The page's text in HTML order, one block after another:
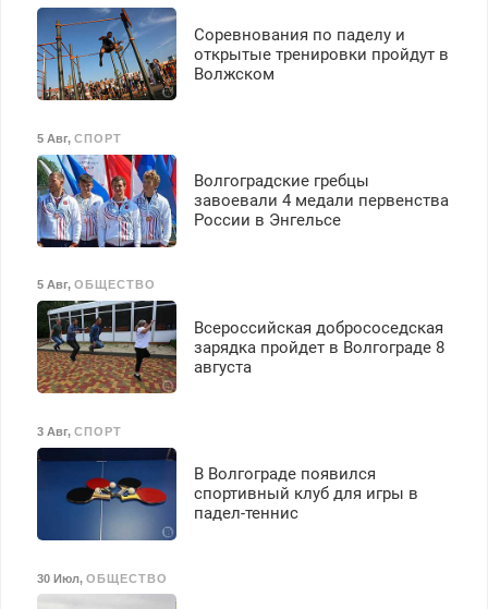
Соревнования по паделу и
открытые тренировки пройдут в
Волжском
5 Авг, СПОРТ
Волгоградские гребцы
завоевали 4 медали первенства
России в Энгельсе
5 Авг, ОБЩЕСТВО
Всероссийская добрососедская
зарядка пройдет в Волгограде 8
августа
3 Авг, СПОРТ
В Волгограде появился
спортивный клуб для игры в
падел-теннис
30 Июл, ОБЩЕСТВО